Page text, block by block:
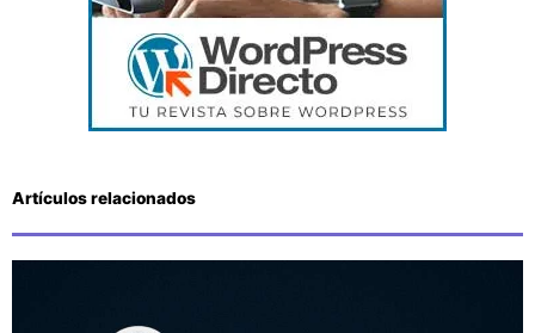
Artículos relacionados